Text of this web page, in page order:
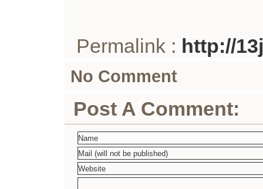
Permalink : http://
No Comment
Post A Comment: